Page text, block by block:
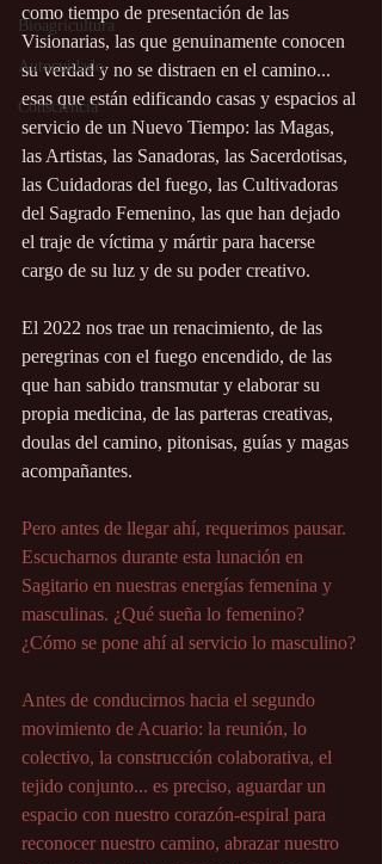
Bioagricultura
Autocuidado
Consciencia
como tiempo de presentación de las
Visionarias, las que genuinamente conocen
su verdad y no se distraen en el camino...
esas que están edificando casas y espacios al
servicio de un Nuevo Tiempo: las Magas,
las Artistas, las Sanadoras, las Sacerdotisas,
las Cuidadoras del fuego, las Cultivadoras
del Sagrado Femenino, las que han dejado
el traje de víctima y mártir para hacerse
cargo de su luz y de su poder creativo.
El 2022 nos trae un renacimiento, de las
peregrinas con el fuego encendido, de las
que han sabido transmutar y elaborar su
propia medicina, de las parteras creativas,
doulas del camino, pitonisas, guías y magas
acompañantes.
Pero antes de llegar ahí, requerimos pausar.
Escucharnos durante esta lunación en
Sagitario en nuestras energías femenina y
masculinas. ¿Qué sueña lo femenino?
¿Cómo se pone ahí al servicio lo masculino?
Antes de conducirnos hacia el segundo
movimiento de Acuario: la reunión, lo
colectivo, la construcción colaborativa, el
tejido conjunto... es preciso, aguardar un
espacio con nuestro corazón-espiral para
reconocer nuestro camino, abrazar nuestro